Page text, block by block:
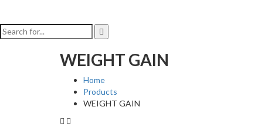
WEIGHT GAIN
Home
Products
WEIGHT GAIN